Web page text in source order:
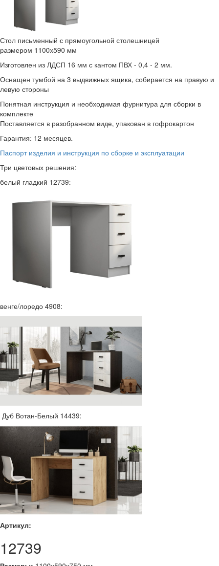
Стол письменный с прямоугольной столешницей
размером 1100х590 мм
Изготовлен из ЛДСП 16 мм с кантом ПВХ - 0,4 - 2 мм.
Оснащен тумбой на 3 выдвижных ящика, собирается на правую и
левую стороны
Понятная инструкция и необходимая фурнитура для сборки в
комплекте
Поставляется в разобранном виде, упакован в гофрокартон
Гарантия: 12 месяцев.
Паспорт изделия и инструкция по сборке и эксплуатации
Три цветовых решения:
белый гладкий 12739:
венге/лоредо 4908:
Дуб Вотан-Белый 14439:
Артикул:
12739